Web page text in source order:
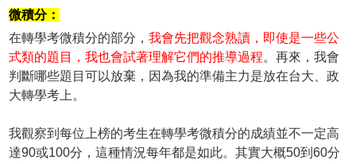
微積分：
在轉學考微積分的部分，我會先把觀念熟讀，即使是一些公
式類的題目，我也會試著理解它們的推導過程。再來，我會
判斷哪些題目可以放棄，因為我的準備主力是放在台大、政
大轉學考上。
我觀察到每位上榜的考生在轉學考微積分的成績並不一定高
達90或100分，這種情況每年都是如此。其實大概50到60分